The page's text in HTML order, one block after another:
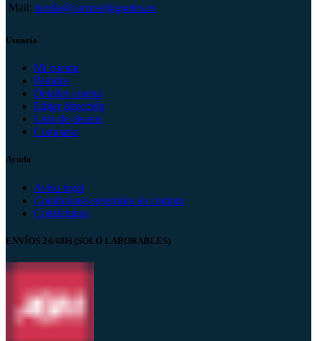
Mail: tienda@carruseljuguetes.es
Usuario
Mi cuenta
Pedidos
Detalles cuenta
Editar dirección
Lista de deseos
Comparar
Ayuda
Aviso legal
Condiciones generales de compra
Contáctanos
ENVÍOS 24/48H (SOLO LABORABLES)